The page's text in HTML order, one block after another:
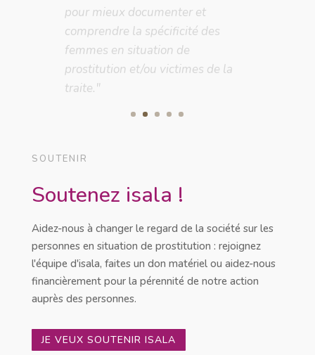
attendre. Je veux pouvoir apporter
ma petite pierre à l'édifice qu'est
l'abolition du système
prostitutionnel et des violences."
SOUTENIR
Soutenez isala !
Aidez-nous à changer le regard de la société sur les
personnes en situation de prostitution : rejoignez
l'équipe d'isala, faites un don matériel ou aidez-nous
financièrement pour la pérennité de notre action
auprès des personnes.
JE VEUX SOUTENIR ISALA